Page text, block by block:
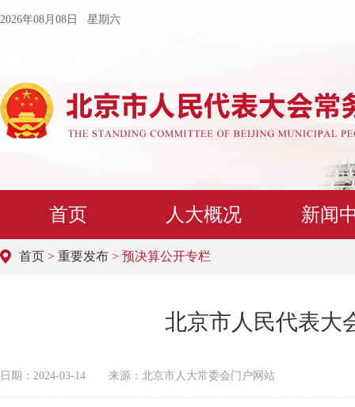
2026年08月08日 星期六
首页 人大概况 新闻
首页 > 重要发布 > 预决算公开专栏
北京市人民代表大
日期：2024-03-14 来源：北京市人大常委会门户网站